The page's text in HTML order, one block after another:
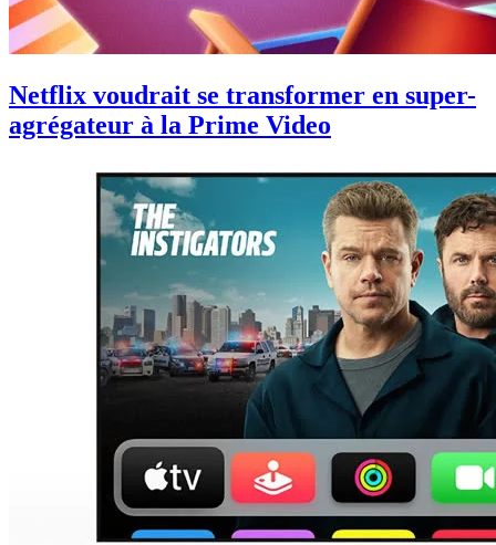
Netflix voudrait se transformer en super-
agrégateur à la Prime Video